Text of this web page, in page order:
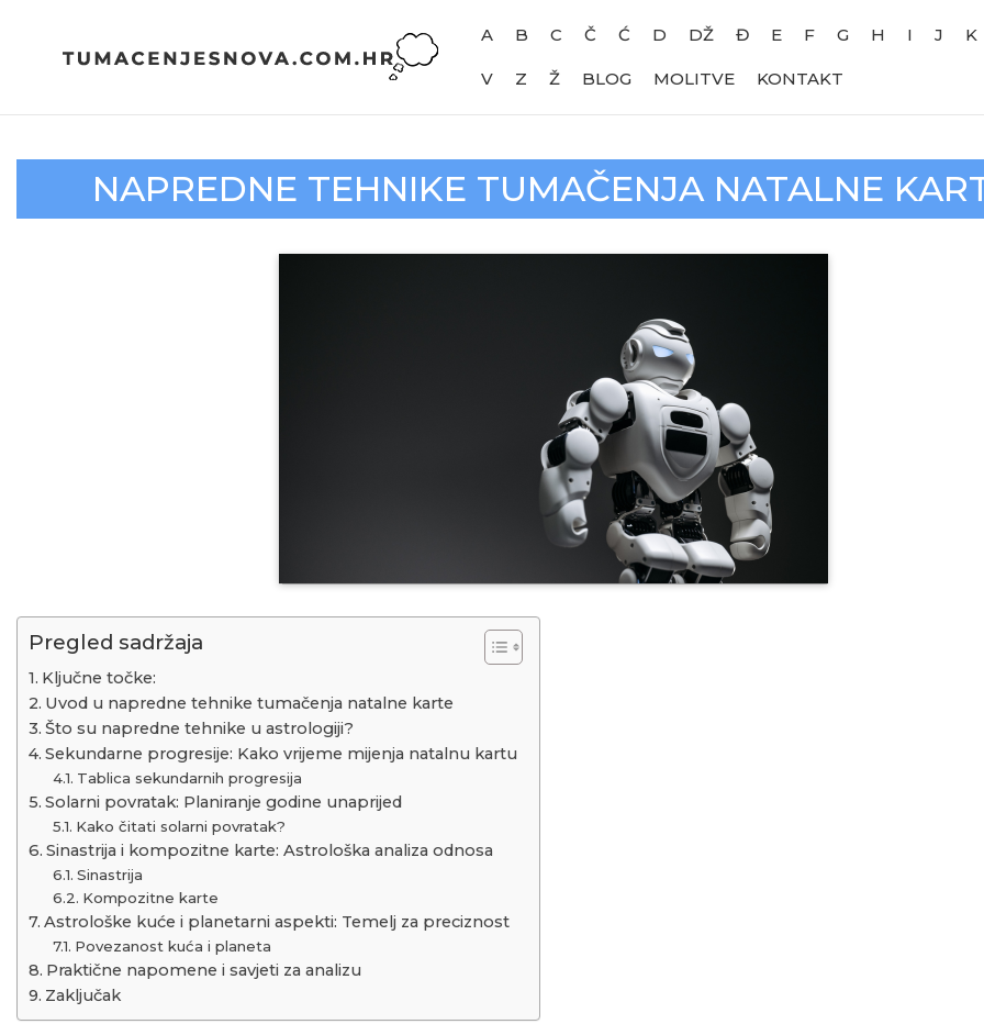
A B C Č Ć D DŽ Đ E F G H I J K
V Z Ž BLOG MOLITVE KONTAKT
NAPREDNE TEHNIKE TUMAČENJA NATALNE
Pregled sadržaja
Ključne točke:
Uvod u napredne tehnike tumačenja natalne karte
Što su napredne tehnike u astrologiji?
Sekundarne progresije: Kako vrijeme mijenja natalnu kartu
Tablica sekundarnih progresija
Solarni povratak: Planiranje godine unaprijed
Kako čitati solarni povratak?
Sinastrija i kompozitne karte: Astrološka analiza odnosa
Sinastrija
Kompozitne karte
Astrološke kuće i planetarni aspekti: Temelj za preciznost
Povezanost kuća i planeta
Praktične napomene i savjeti za analizu
Zaključak